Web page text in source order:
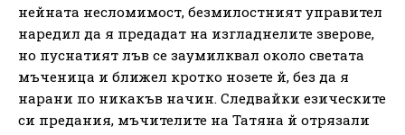
нейната несломимост, безмилостният управител
наредил да я предадат на изгладнелите зверове,
но пуснатият лъв се заумилквал около светата
мъченица и ближел кротко нозете й, без да я
нарани по никакъв начин. Следвайки езическите
си предания, мъчителите на Татяна й отрязали